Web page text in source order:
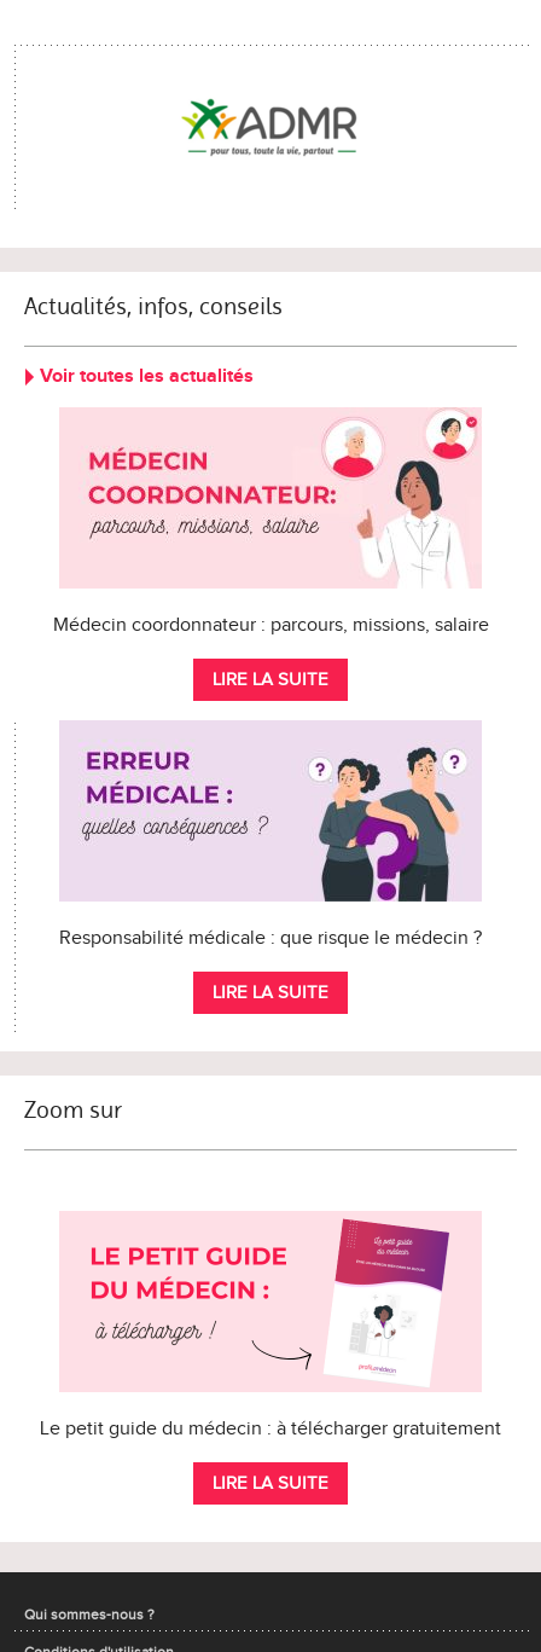
Actualités, infos, conseils
Voir toutes les actualités
Médecin coordonnateur : parcours, missions, salaire
LIRE LA SUITE
Responsabilité médicale : que risque le médecin ?
LIRE LA SUITE
Zoom sur
Le petit guide du médecin : à télécharger gratuitement
LIRE LA SUITE
Qui sommes-nous ?